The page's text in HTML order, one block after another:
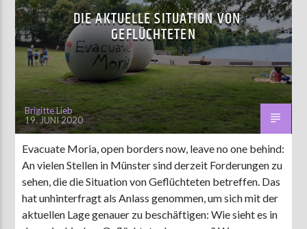
DIE AKTUELLE SITUATION VON
GEFLÜCHTETEN
Brigitte Lieb
19. JUNI 2020
Evacuate Moria, open borders now, leave no one behind:
An vielen Stellen in Münster sind derzeit Forderungen zu
sehen, die die Situation von Geflüchteten betreffen. Das
hat unhinterfragt als Anlass genommen, um sich mit der
aktuellen Lage genauer zu beschäftigen: Wie sieht es in